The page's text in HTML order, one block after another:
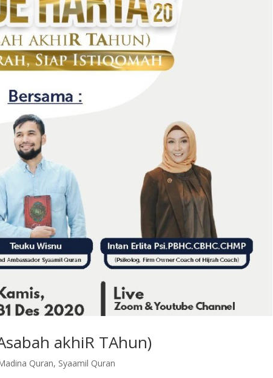
akhiR TAhun)
Quran, Syaamil Quran